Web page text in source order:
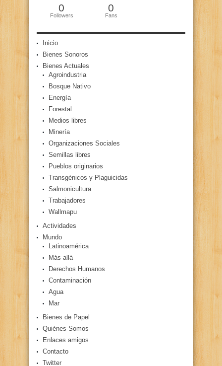
0
Followers
0
Fans
Inicio
Bienes Sonoros
Bienes Actuales
Agroindustria
Bosque Nativo
Energía
Forestal
Medios libres
Minería
Organizaciones Sociales
Semillas libres
Pueblos originarios
Transgénicos y Plaguicidas
Salmonicultura
Trabajadores
Wallmapu
Actividades
Mundo
Latinoamérica
Más allá
Derechos Humanos
Contaminación
Agua
Mar
Bienes de Papel
Quiénes Somos
Enlaces amigos
Contacto
Twitter